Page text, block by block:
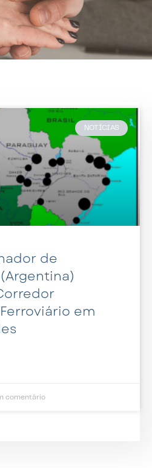
NOTÍCIAS
de
em
comentário